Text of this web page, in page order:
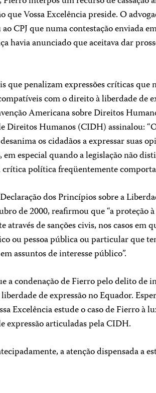
que Vossa Excelência preside. O
CPJ que numa contestação enviada
havia anunciado que aceitava dar
que penalizam expressões críticas
com o direito à liberdade de
Americana sobre Direitos
Direitos Humanos (CIDH) assinalou:
os cidadãos a expressar suas
especial quando a legislação não
política freqüentemente
dos Princípios sobre a
de 2000, reafirmou que “a proteção
através de sanções civis, nos casos em
ou pessoa pública ou particular que
assuntos de interesse público”.
a condenação de Fierro pelo delito
de expressão no Equador.
Excelência estude o caso de Fierro à
expressão articuladas pela CIDH.
a atenção dispensada a